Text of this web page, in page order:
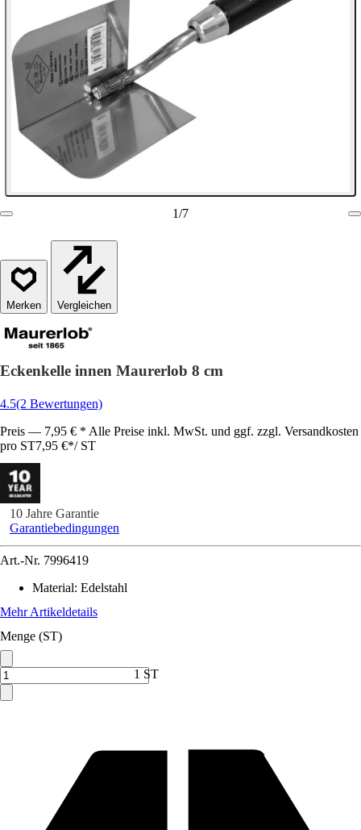
1/7
Vergleichen
Eckenkelle innen Maurerlob 8 cm
4.5(2 Bewertungen)
Preis — 7,95 € * Alle Preise inkl. MwSt. und ggf. zzgl. Versandkosten
pro ST7,95 €*/ ST
10 Jahre Garantie
Garantiebedingungen
Art.-Nr. 7996419
Material: Edelstahl
Mehr Artikeldetails
Menge (ST)
1 ST